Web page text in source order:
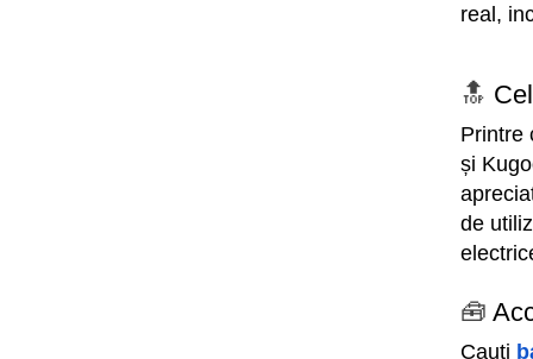
real,
🔝
Printre
și
de
🧰
Cauți